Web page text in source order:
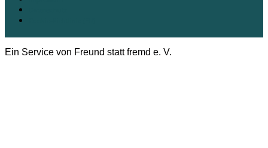
Ein Service von Freund statt fremd e. V.